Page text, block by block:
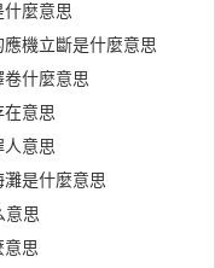
什麼意思
應機立斷是什麼意思
卷什麼意思
在意思
人意思
灘是什麼意思
意思
意思